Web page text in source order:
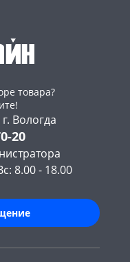
товара?
Вологда
20
8.00 - 18.00